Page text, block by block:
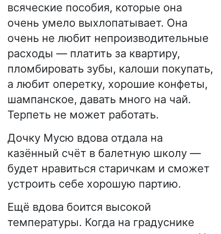
всяческие пособия, которые она
очень умело выхлопатывает. Она
очень не любит непроизводительные
расходы — платить за квартиру,
пломбировать зубы, калоши покупать,
а любит оперетку, хорошие конфеты,
шампанское, давать много на чай.
Терпеть не может работать.
Дочку Мусю вдова отдала на
казённый счёт в балетную школу —
будет нравиться старичкам и сможет
устроить себе хорошую партию.
Ещё вдова боится высокой
температуры. Когда на градуснике